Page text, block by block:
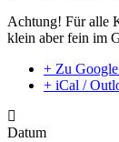
Achtung! Für alle
klein aber fein im
+ Zu
+ iCal /
Datum